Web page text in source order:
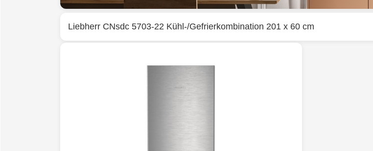
Liebherr CNsdc 5703-22 Kühl-/Gefrierkombination 201 x 60 cm